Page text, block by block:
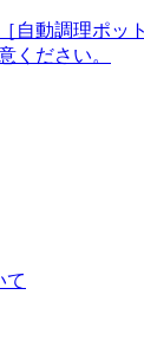
自動調理ポッ
ください。
て